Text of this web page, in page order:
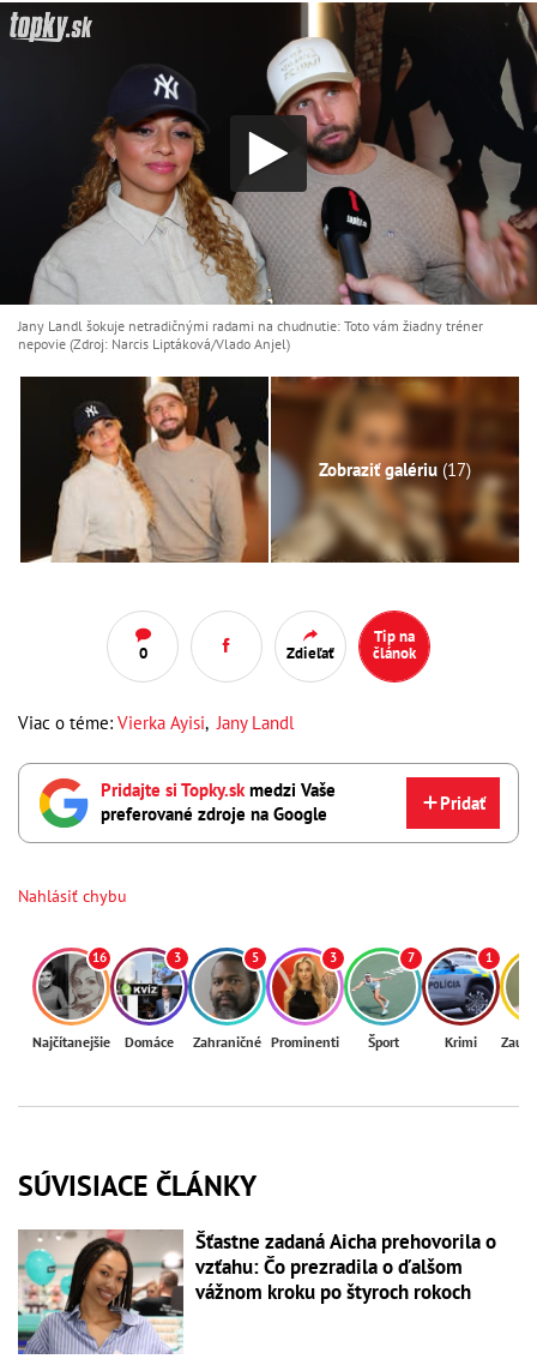
Jany Landl šokuje netradičnými radami na chudnutie: Toto vám žiadny tréner
nepovie (Zdroj: Narcis Liptáková/Vlado Anjel)
Zobraziť galériu(17)
0 Zdieľať
Tip na
článok
Viac o téme: Vierka Ayisi,Jany Landl
Pridajte si Topky.skmedzi Vaše
preferované zdroje na Google
Pridať
Nahlásiť chybu
16
Najčítanejšie
3
Domáce
5
Zahraničné
3
Prominenti
7
Šport
1
Krimi
SÚVISIACE ČLÁNKY
Šťastne zadaná Aicha prehovorila o
vzťahu: Čo prezradila o ďalšom
vážnom kroku po štyroch rokoch